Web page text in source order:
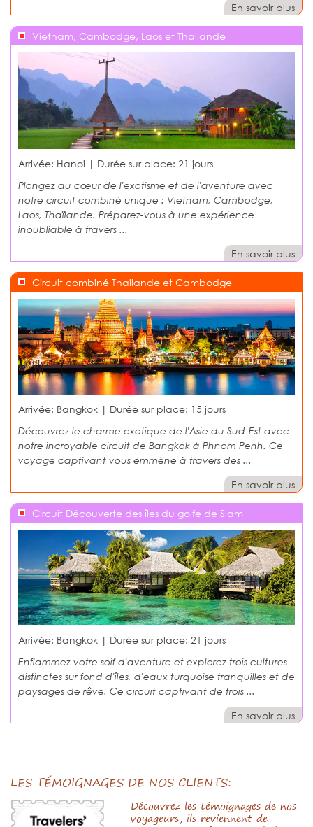
En savoir plus
Vietnam, Cambodge, Laos et Thailande
Arrivée: Hanoi | Durée sur place: 21 jours
Plongez au cœur de l'exotisme et de l'aventure avec
notre circuit combiné unique : Vietnam, Cambodge,
Laos, Thaïlande. Préparez-vous à une expérience
inoubliable à travers ...
En savoir plus
Circuit combiné Thailande et Cambodge
Arrivée: Bangkok | Durée sur place: 15 jours
Découvrez le charme exotique de l'Asie du Sud-Est avec
notre incroyable circuit de Bangkok à Phnom Penh. Ce
voyage captivant vous emmène à travers des ...
En savoir plus
Circuit Découverte des îles du golfe de Siam
Arrivée: Bangkok | Durée sur place: 21 jours
Enflammez votre soif d'aventure et explorez trois cultures
distinctes sur fond d'îles, d'eaux turquoise tranquilles et de
paysages de rêve. Ce circuit captivant de trois ...
En savoir plus
LES TÉMOIGNAGES DE NOS CLIENTS:
Découvrez les témoignages de nos
voyageurs, ils reviennent de